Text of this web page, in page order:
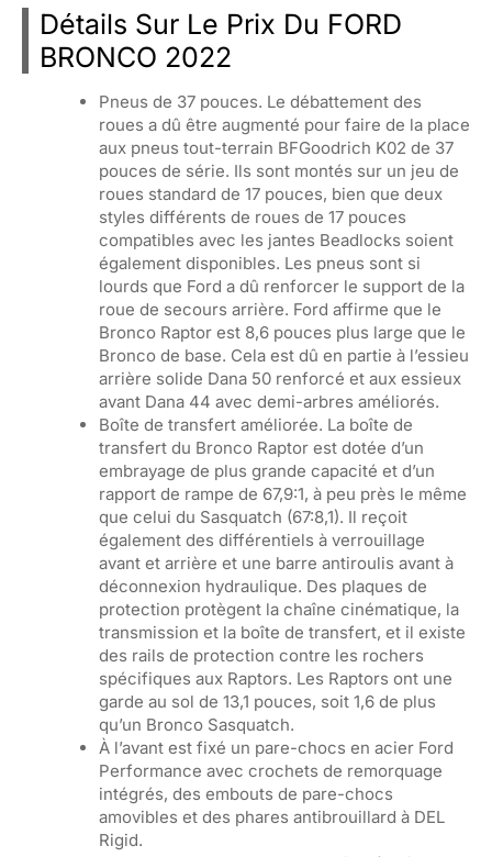
Détails Sur Le Prix Du FORD
BRONCO 2022
Pneus de 37 pouces. Le débattement des
roues a dû être augmenté pour faire de la place
aux pneus tout-terrain BFGoodrich K02 de 37
pouces de série. Ils sont montés sur un jeu de
roues standard de 17 pouces, bien que deux
styles différents de roues de 17 pouces
compatibles avec les jantes Beadlocks soient
également disponibles. Les pneus sont si
lourds que Ford a dû renforcer le support de la
roue de secours arrière. Ford affirme que le
Bronco Raptor est 8,6 pouces plus large que le
Bronco de base. Cela est dû en partie à l’essieu
arrière solide Dana 50 renforcé et aux essieux
avant Dana 44 avec demi-arbres améliorés.
Boîte de transfert améliorée. La boîte de
transfert du Bronco Raptor est dotée d’un
embrayage de plus grande capacité et d’un
rapport de rampe de 67,9:1, à peu près le même
que celui du Sasquatch (67:8,1). Il reçoit
également des différentiels à verrouillage
avant et arrière et une barre antiroulis avant à
déconnexion hydraulique. Des plaques de
protection protègent la chaîne cinématique, la
transmission et la boîte de transfert, et il existe
des rails de protection contre les rochers
spécifiques aux Raptors. Les Raptors ont une
garde au sol de 13,1 pouces, soit 1,6 de plus
qu’un Bronco Sasquatch.
À l’avant est fixé un pare-chocs en acier Ford
Performance avec crochets de remorquage
intégrés, des embouts de pare-chocs
amovibles et des phares antibrouillard à DEL
Rigid.